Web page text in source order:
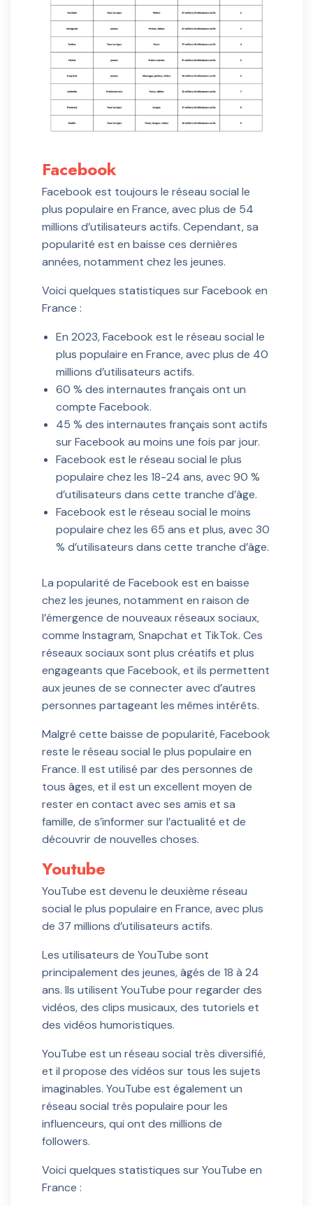
Facebook
Facebook est toujours le réseau social le
plus populaire en France, avec plus de 54
millions d’utilisateurs actifs. Cependant, sa
popularité est en baisse ces dernières
années, notamment chez les jeunes.
Voici quelques statistiques sur Facebook en
France :
En 2023, Facebook est le réseau social le
plus populaire en France, avec plus de 40
millions d’utilisateurs actifs.
60 % des internautes français ont un
compte Facebook.
45 % des internautes français sont actifs
sur Facebook au moins une fois par jour.
Facebook est le réseau social le plus
populaire chez les 18-24 ans, avec 90 %
d’utilisateurs dans cette tranche d’âge.
Facebook est le réseau social le moins
populaire chez les 65 ans et plus, avec 30
% d’utilisateurs dans cette tranche d’âge.
La popularité de Facebook est en baisse
chez les jeunes, notamment en raison de
l’émergence de nouveaux réseaux sociaux,
comme Instagram, Snapchat et TikTok. Ces
réseaux sociaux sont plus créatifs et plus
engageants que Facebook, et ils permettent
aux jeunes de se connecter avec d’autres
personnes partageant les mêmes intérêts.
Malgré cette baisse de popularité, Facebook
reste le réseau social le plus populaire en
France. Il est utilisé par des personnes de
tous âges, et il est un excellent moyen de
rester en contact avec ses amis et sa
famille, de s’informer sur l’actualité et de
découvrir de nouvelles choses.
Youtube
YouTube est devenu le deuxième réseau
social le plus populaire en France, avec plus
de 37 millions d’utilisateurs actifs.
Les utilisateurs de YouTube sont
principalement des jeunes, âgés de 18 à 24
ans. Ils utilisent YouTube pour regarder des
vidéos, des clips musicaux, des tutoriels et
des vidéos humoristiques.
YouTube est un réseau social très diversifié,
et il propose des vidéos sur tous les sujets
imaginables. YouTube est également un
réseau social très populaire pour les
influenceurs, qui ont des millions de
followers.
Voici quelques statistiques sur YouTube en
France :